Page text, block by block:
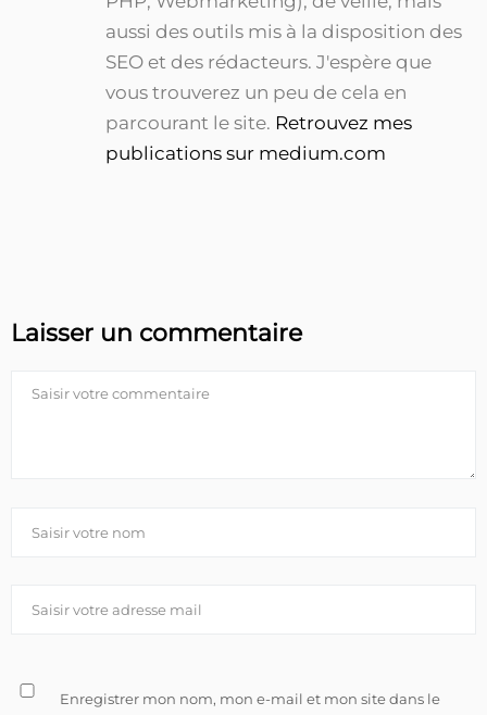
aussi des outils mis à la disposition des
SEO et des rédacteurs. J'espère que
vous trouverez un peu de cela en
parcourant le site. Retrouvez mes
publications sur medium.com
Laisser un commentaire
Enregistrer mon nom, mon e-mail et mon site dans le